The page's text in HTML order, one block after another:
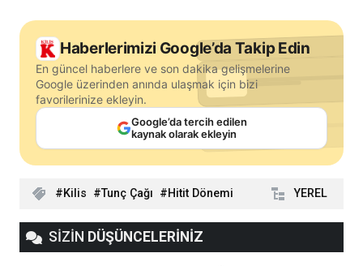
Haberlerimizi Google’da Takip Edin
En güncel haberlere ve son dakika gelişmelerine
Google üzerinden anında ulaşmak için bizi
favorilerinize ekleyin.
Google’da tercih edilen
kaynak olarak ekleyin
Kilis Tunç Çağı Hitit Dönemi YEREL
SİZİN DÜŞÜNCELERİNİZ